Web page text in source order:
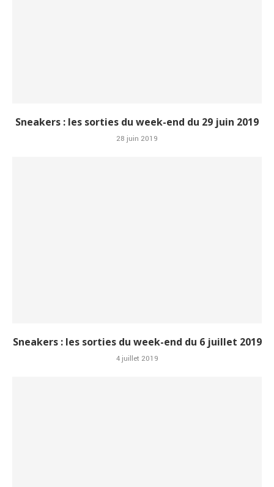
Sneakers : les sorties du week-end du 29 juin 2019
28 juin 2019
Sneakers : les sorties du week-end du 6 juillet 2019
4 juillet 2019